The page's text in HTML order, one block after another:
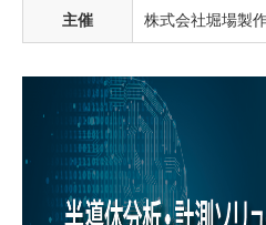
主催 株式会社堀場製